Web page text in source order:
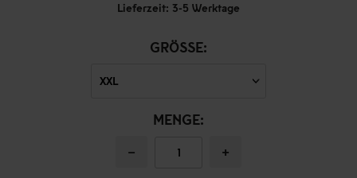
Lieferzeit: 3-5 Werktage
GRÖSSE:
MENGE:
− +